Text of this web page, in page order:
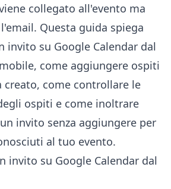
collegato all'evento ma
Questa guida spiega
invito su Google Calendar dal
come aggiungere ospiti
creato, come controllare le
ospiti e come inoltrare
invito senza aggiungere per
al tuo evento.
invito su Google Calendar dal